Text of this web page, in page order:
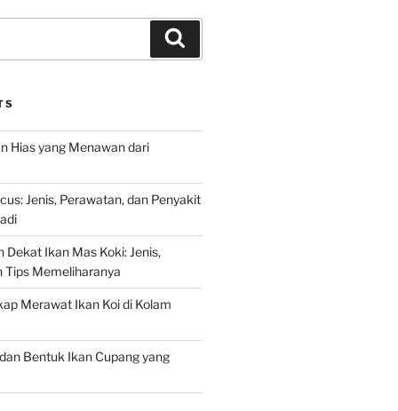
Hias yang Menawan dari
Jenis, Perawatan, dan Penyakit
Dekat Ikan Mas Koki: Jenis,
Tips Memeliharanya
Merawat Ikan Koi di Kolam
Bentuk Ikan Cupang yang